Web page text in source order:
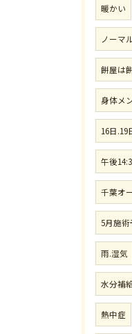
暖かい
ノーマ
餅屋は
身体メ
16日.19
午後
千葉オ
5月施術
雨.湿気
水分補
熱中症